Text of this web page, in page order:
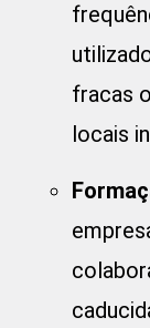
fracas
locais